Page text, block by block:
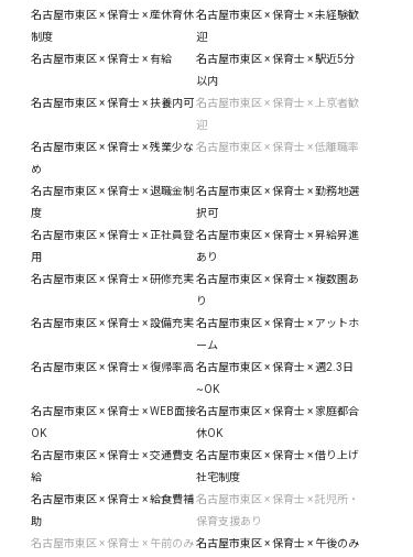
名古屋市東区 × 保育士 × 産休育休
制度
名古屋市東区 × 保育士 × 未経験歓
迎
名古屋市東区 × 保育士 × 有給
名古屋市東区 × 保育士 × 駅近5分
以内
名古屋市東区 × 保育士 × 扶養内可名古屋市東区 × 保育士 × 上京者歓
迎
名古屋市東区 × 保育士 × 残業少な
め
名古屋市東区 × 保育士 × 低離職率
名古屋市東区 × 保育士 × 退職金制
度
名古屋市東区 × 保育士 × 勤務地選
択可
名古屋市東区 × 保育士 × 正社員登
用
名古屋市東区 × 保育士 × 昇給昇進
あり
名古屋市東区 × 保育士 × 研修充実名古屋市東区 × 保育士 × 複数園あ
り
名古屋市東区 × 保育士 × 設備充実名古屋市東区 × 保育士 × アットホ
ーム
名古屋市東区 × 保育士 × 復帰率高名古屋市東区 × 保育士 × 週2.3日
~OK
名古屋市東区 × 保育士 × WEB面接
OK
名古屋市東区 × 保育士 × 家庭都合
休OK
名古屋市東区 × 保育士 × 交通費支
給
名古屋市東区 × 保育士 × 借り上げ
社宅制度
名古屋市東区 × 保育士 × 給食費補
助
名古屋市東区 × 保育士 × 託児所・
保育支援あり
名古屋市東区 × 保育士 × 午前のみ名古屋市東区 × 保育士 × 午後のみ